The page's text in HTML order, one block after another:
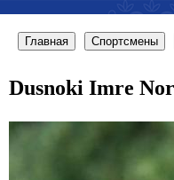
Главная Спортсмены
Dusnoki Imre